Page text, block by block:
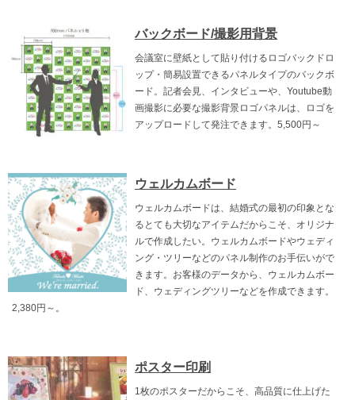
バックボード/撮影用背景
会議室に壁紙として貼り付けるロゴバックドロ
ップ・簡易設置できるパネルタイプのバックボ
ード。記者会見、インタビューや、Youtube動
画撮影に必要な撮影背景ロゴパネルは、ロゴを
アップロードして発注できます。5,500円～
ウェルカムボード
ウェルカムボードは、結婚式の最初の印象とな
るとても大切なアイテムだからこそ、オリジナ
ルで作成したい。ウェルカムボードやウェディ
ング・ツリーなどのパネル制作のお手伝いがで
きます。お客様のデータから、ウェルカムボー
ド、ウェディングツリーなどを作成できます。
2,380円～。
ポスター印刷
1枚のポスターだからこそ、高品質に仕上げた